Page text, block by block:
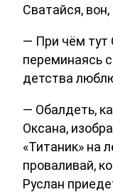
Сватайся,
— При чём тут
переминаясь
детства
— Обалдеть,
Оксана,
«Титаник» на
проваливай,
Руслан